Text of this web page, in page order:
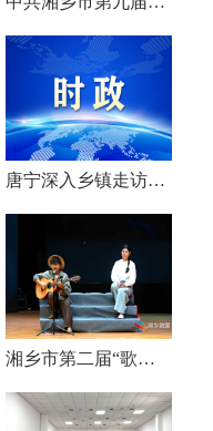
唐宁深入乡镇走访调研
湘乡市第二届“歌声飞扬·乐享湘乡”歌唱比赛圆满收官